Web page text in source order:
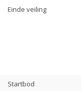
Einde veiling
Startbod